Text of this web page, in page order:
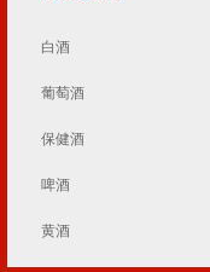
白酒
葡萄酒
保健酒
啤酒
黄酒